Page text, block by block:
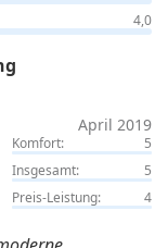
4,0
April 2019
Komfort:
5
Insgesamt:
5
Preis-Leistung:
4